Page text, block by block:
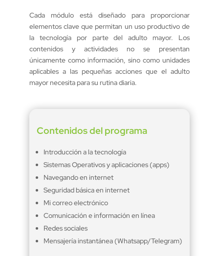
Cada módulo está diseñado para proporcionar
elementos clave que permitan un uso productivo de
la tecnología por parte del adulto mayor. Los
contenidos y actividades no se presentan
únicamente como información, sino como unidades
aplicables a las pequeñas acciones que el adulto
mayor necesita para su rutina diaria.
Contenidos del programa
Introducción a la tecnología
Sistemas Operativos y aplicaciones (apps)
Navegando en internet
Seguridad básica en internet
Mi correo electrónico
Comunicación e información en línea
Redes sociales
Mensajería instantánea (Whatsapp/Telegram)